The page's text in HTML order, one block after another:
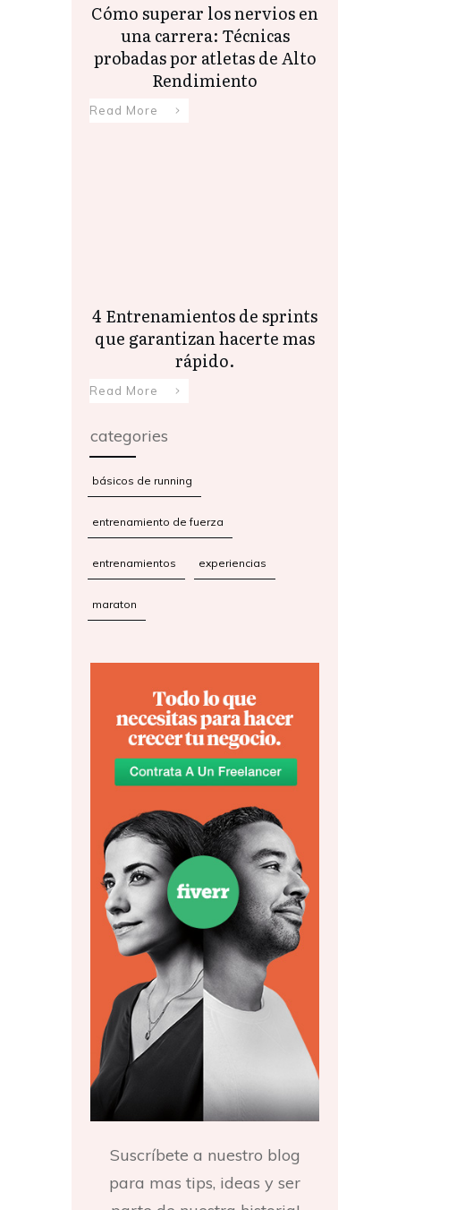
Cómo superar los nervios en
una carrera: Técnicas
probadas por atletas de Alto
Rendimiento
Read More
4 Entrenamientos de sprints
que garantizan hacerte mas
rápido.
Read More
categories
básicos de running
entrenamiento de fuerza
entrenamientos experiencias
maraton
Suscríbete a nuestro blog
para mas tips, ideas y ser